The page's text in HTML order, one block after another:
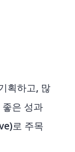
획하고, 많
은 성과
로 주목